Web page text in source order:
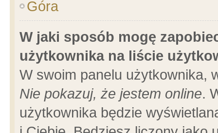
Góra
W jaki sposób mogę
użytkownika na liście
W swoim panelu użytkownika,
Nie pokazuj, że jestem online.
użytkownika będzie